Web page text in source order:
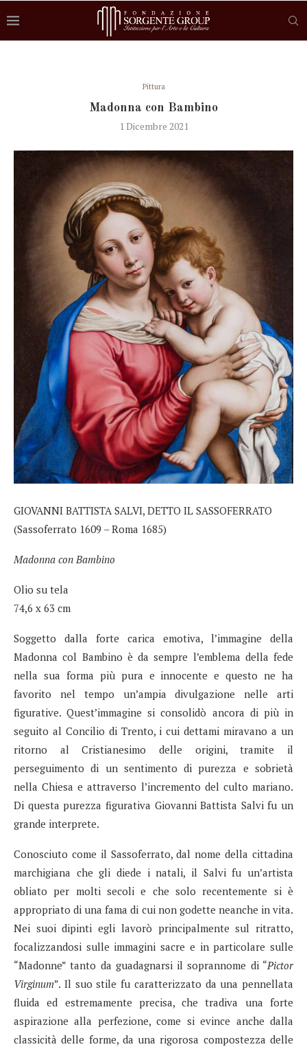
Pittura
Madonna con Bambino
1 Dicembre 2021
GIOVANNI BATTISTA SALVI, DETTO IL SASSOFERRATO
(Sassoferrato 1609 – Roma 1685)
Madonna con Bambino
Olio su tela
74,6 x 63 cm
Soggetto dalla forte carica emotiva, l’immagine della
Madonna col Bambino è da sempre l’emblema della fede
nella sua forma più pura e innocente e questo ne ha
favorito nel tempo un’ampia divulgazione nelle arti
figurative. Quest’immagine si consolidò ancora di più in
seguito al Concilio di Trento, i cui dettami miravano a un
ritorno al Cristianesimo delle origini, tramite il
perseguimento di un sentimento di purezza e sobrietà
nella Chiesa e attraverso l’incremento del culto mariano.
Di questa purezza figurativa Giovanni Battista Salvi fu un
grande interprete.
Conosciuto come il Sassoferrato, dal nome della cittadina
marchigiana che gli diede i natali, il Salvi fu un’artista
obliato per molti secoli e che solo recentemente si è
appropriato di una fama di cui non godette neanche in vita.
Nei suoi dipinti egli lavorò principalmente sul ritratto,
focalizzandosi sulle immagini sacre e in particolare sulle
“Madonne” tanto da guadagnarsi il soprannome di “Pictor
Virginum”. Il suo stile fu caratterizzato da una pennellata
fluida ed estremamente precisa, che tradiva una forte
aspirazione alla perfezione, come si evince anche dalla
classicità delle forme, da una rigorosa compostezza delle